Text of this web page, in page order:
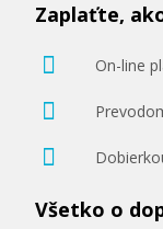
Zaplaťte,
On-line
Všetko o